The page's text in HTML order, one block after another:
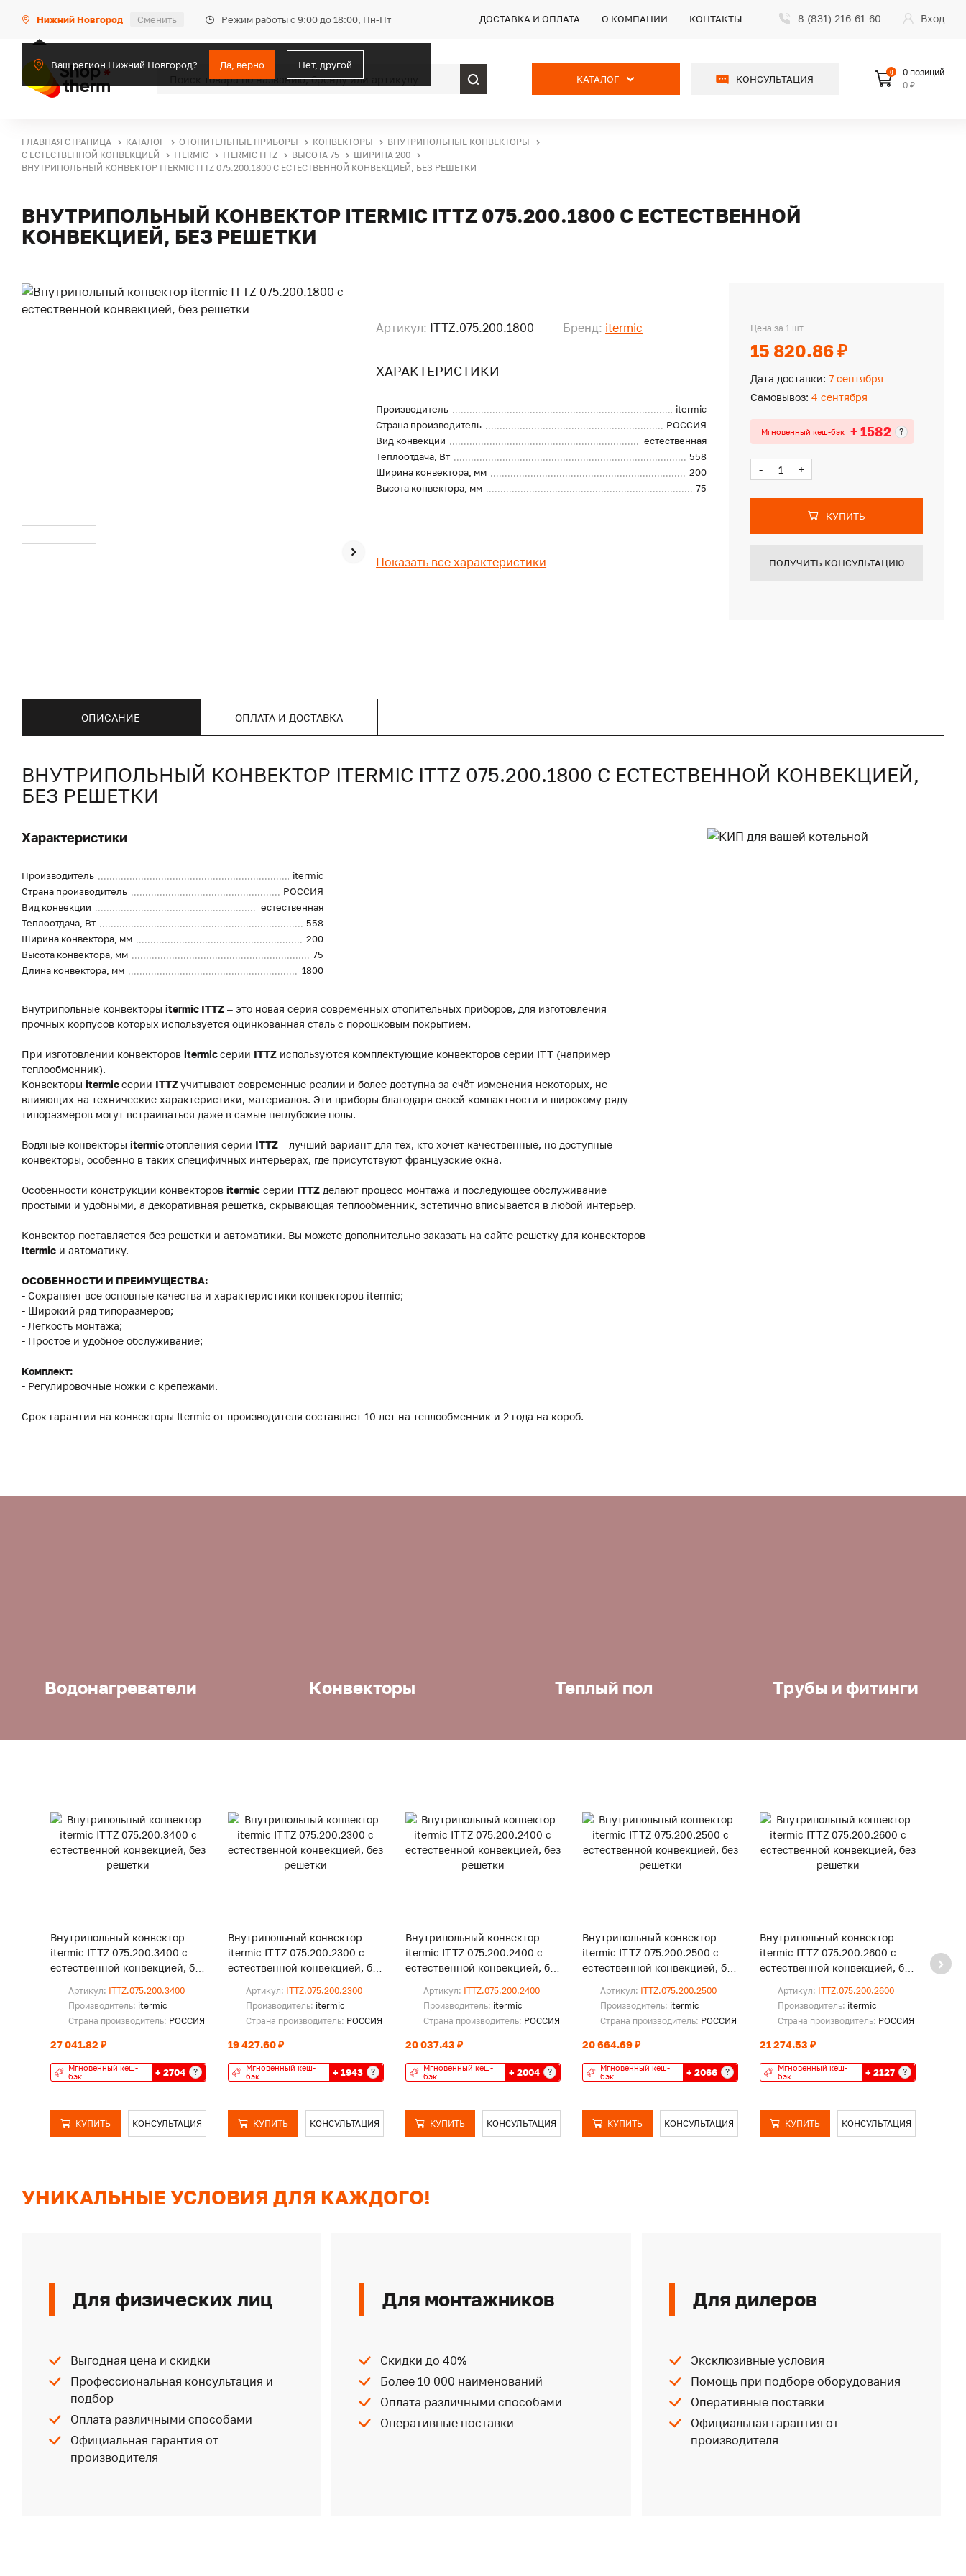
Нижний Новгород Сменить Режим работы с 9:00 до 18:00, Пн-Пт
Ваш регион Нижний Новгород? Да, верно Нет, другой
ДОСТАВКА И ОПЛАТА О КОМПАНИИ КОНТАКТЫ 8 (831) 216-61-60 Вход
КАТАЛОГ КОНСУЛЬТАЦИЯ
0
0 позиций
0 ₽
ГЛАВНАЯ СТРАНИЦА КАТАЛОГ ОТОПИТЕЛЬНЫЕ ПРИБОРЫ КОНВЕКТОРЫ
ВНУТРИПОЛЬНЫЕ КОНВЕКТОРЫ
С ЕСТЕСТВЕННОЙ КОНВЕКЦИЕЙ
ITERMIC ITERMIC ITTZ ВЫСОТА 75
ШИРИНА 200
ВНУТРИПОЛЬНЫЙ КОНВЕКТОР ITERMIC ITTZ 075.200.1800 С ЕСТЕСТВЕННОЙ КОНВЕКЦИЕЙ, БЕЗ РЕШЕТКИ
ВНУТРИПОЛЬНЫЙ КОНВЕКТОР ITERMIC ITTZ 075.200.1800 С ЕСТЕСТВЕННОЙ
КОНВЕКЦИЕЙ, БЕЗ РЕШЕТКИ
Артикул: ITTZ.075.200.1800 Бренд: itermic
ХАРАКТЕРИСТИКИ
Производитель
itermic
Страна производитель
РОССИЯ
Вид конвекции
естественная
Теплоотдача, Вт
558
Ширина конвектора, мм
200
Высота конвектора, мм
75
Показать все характеристики
Цена за 1 шт
15 820.86 ₽
Дата доставки: 7 сентября
Самовывоз: 4 сентября
Мгновенный кеш-бэк + 1582 ?
- +
КУПИТЬ
ПОЛУЧИТЬ КОНСУЛЬТАЦИЮ
ОПИСАНИЕ ОПЛАТА И ДОСТАВКА
ВНУТРИПОЛЬНЫЙ КОНВЕКТОР ITERMIC ITTZ 075.200.1800 С ЕСТЕСТВЕННОЙ КОНВЕКЦИЕЙ,
БЕЗ РЕШЕТКИ
Характеристики
Производитель
itermic
Страна производитель
РОССИЯ
Вид конвекции
естественная
Теплоотдача, Вт
558
Ширина конвектора, мм
200
Высота конвектора, мм
75
Длина конвектора, мм
1800
Внутрипольные конвекторы itermic ITTZ – это новая серия современных отопительных приборов, для изготовления
прочных корпусов которых используется оцинкованная сталь с порошковым покрытием.
При изготовлении конвекторов itermicсерии ITTZ используются комплектующие конвекторов серии ITT (например
теплообменник).
Конвекторы itermicсерии ITTZучитывают современные реалии и более доступна за счёт изменения некоторых, не
влияющих на технические характеристики, материалов. Эти приборы благодаря своей компактности и широкому ряду
типоразмеров могут встраиваться даже в самые неглубокие полы.
Водяные конвекторы itermicотопления серии ITTZ– лучший вариант для тех, кто хочет качественные, но доступные
конвекторы, особенно в таких специфичных интерьерах, где присутствуют французские окна.
Особенности конструкции конвекторов itermic серии ITTZ делают процесс монтажа и последующее обслуживание
простыми и удобными, а декоративная решетка, скрывающая теплообменник, эстетично вписывается в любой интерьер.
Конвектор поставляется без решетки и автоматики. Вы можете дополнительно заказать на сайте решетку для конвекторов
Itermic и автоматику.
ОСОБЕННОСТИ И ПРЕИМУЩЕСТВА:
- Сохраняет все основные качества и характеристики конвекторов itermic;
- Широкий ряд типоразмеров;
- Легкость монтажа;
- Простое и удобное обслуживание;
Комплект:
- Регулировочные ножки с крепежами.
Срок гарантии на конвекторы Itermic от производителя составляет 10 лет на теплообменник и 2 года на короб.
Водонагреватели Конвекторы Теплый пол Трубы и фитинги
Внутрипольный конвектор
itermic ITTZ 075.200.3400 с
естественной конвекцией, без
Артикул: ITTZ.075.200.3400
Производитель: itermic
Страна производитель: РОССИЯ
27 041.82 ₽
Мгновенный кеш-
бэк
+ 2704 ?
КУПИТЬ КОНСУЛЬТАЦИЯ
Внутрипольный конвектор
itermic ITTZ 075.200.2300 с
естественной конвекцией, без
Артикул: ITTZ.075.200.2300
Производитель: itermic
Страна производитель: РОССИЯ
19 427.60 ₽
Мгновенный кеш-
бэк
+ 1943 ?
КУПИТЬ КОНСУЛЬТАЦИЯ
Внутрипольный конвектор
itermic ITTZ 075.200.2400 с
естественной конвекцией, без
Артикул: ITTZ.075.200.2400
Производитель: itermic
Страна производитель: РОССИЯ
20 037.43 ₽
Мгновенный кеш-
бэк
+ 2004 ?
КУПИТЬ КОНСУЛЬТАЦИЯ
Внутрипольный конвектор
itermic ITTZ 075.200.2500 с
естественной конвекцией, без
Артикул: ITTZ.075.200.2500
Производитель: itermic
Страна производитель: РОССИЯ
20 664.69 ₽
Мгновенный кеш-
бэк
+ 2066 ?
КУПИТЬ КОНСУЛЬТАЦИЯ
Внутрипольный конвектор
itermic ITTZ 075.200.2600 с
естественной конвекцией, без
Артикул: ITTZ.075.200.2600
Производитель: itermic
Страна производитель: РОССИЯ
21 274.53 ₽
Мгновенный кеш-
бэк
+ 2127 ?
КУПИТЬ КОНСУЛЬТАЦИЯ
УНИКАЛЬНЫЕ УСЛОВИЯ ДЛЯ КАЖДОГО!
Для физических лиц
Выгодная цена и скидки
Профессиональная консультация и
подбор
Оплата различными способами
Официальная гарантия от
производителя
Для монтажников
Скидки до 40%
Более 10 000 наименований
Оплата различными способами
Оперативные поставки
Для дилеров
Эксклюзивные условия
Помощь при подборе оборудования
Оперативные поставки
Официальная гарантия от
производителя